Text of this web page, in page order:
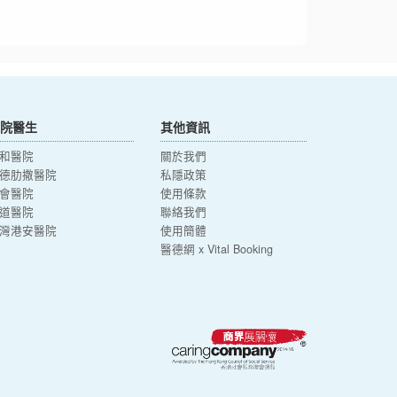
醫生
醫院
肋撒醫院
醫院
醫院
港安醫院
其他資訊
關於我們
私隱政策
使用條款
聯絡我們
使用簡體
醫德網 x Vital Booking